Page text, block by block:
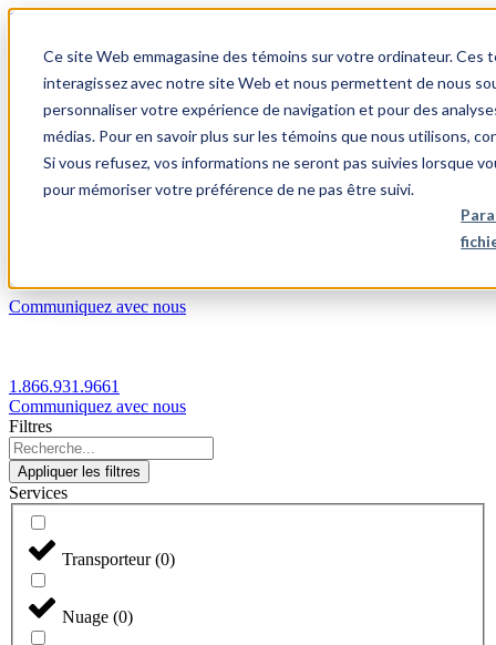
Ce site Web emmagasine des témoins sur votre ordinateur.
interagissez avec notre site Web et nous permettent de nous
personnaliser votre expérience de navigation et pour des
médias. Pour en savoir plus sur les témoins que nous utilisons,
Si vous refusez, vos informations ne seront pas suivies lorsque
pour mémoriser votre préférence de ne pas être suivi.
1.866.931.9661
Login
FR
Communiquez avec nous
1.866.931.9661
Communiquez avec nous
Filtres
Appliquer les filtres
Services
Transporteur(0)
Nuage (0)